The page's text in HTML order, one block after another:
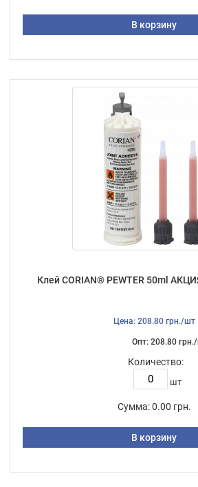
В корзину
Клей CORIAN® PEWTER 50ml
Цена: 208.80 грн./шт
Опт: 208.80
Количество:
шт
Сумма: 0.00 грн.
В корзину